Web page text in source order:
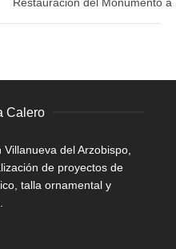
Calero
del Arzobispo,
de proyectos de
talla ornamental y